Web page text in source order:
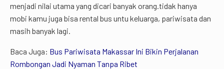
menjadi nilai utama yang dicari banyak orang.tidak hanya
mobi kamu juga bisa rental bus untu keluarga, pariwisata dan
masih banyak lagi.
Baca Juga: Bus Pariwisata Makassar Ini Bikin Perjalanan
Rombongan Jadi Nyaman Tanpa Ribet